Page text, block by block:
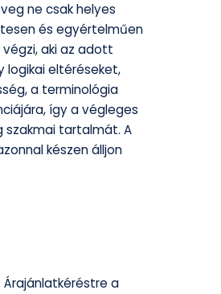
ne csak helyes
és egyértelműen
aki az adott
logikai eltéréseket,
a terminológia
így a végleges
szakmai tartalmát. A
készen álljon
a